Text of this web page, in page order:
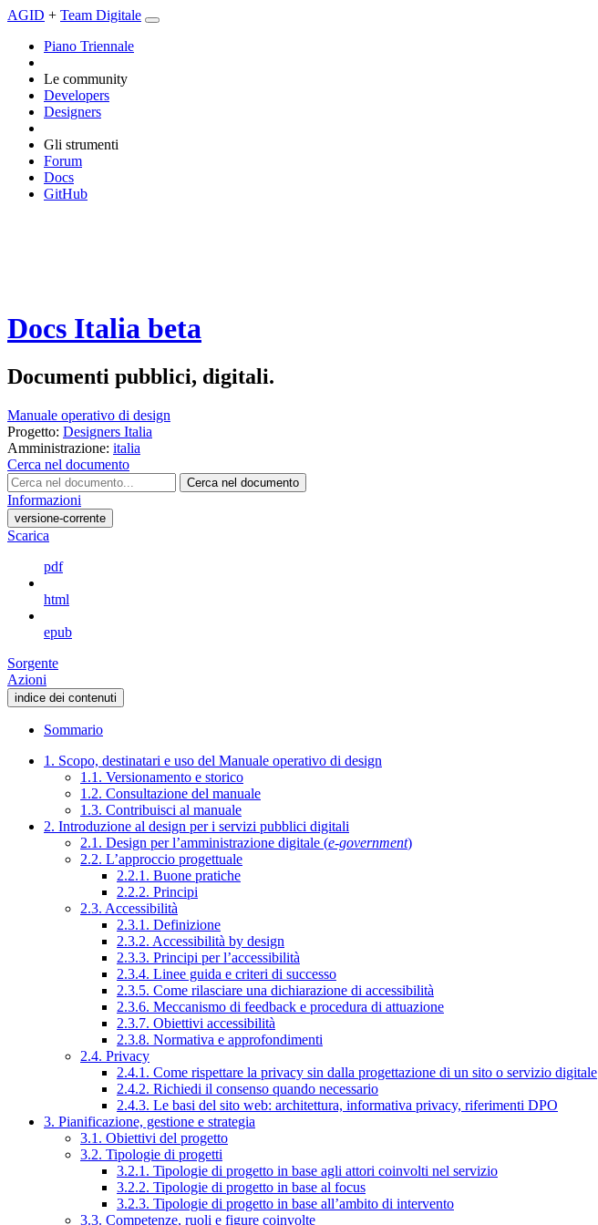
AGID + Team Digitale
Piano Triennale
Le community
Developers
Designers
Gli strumenti
Forum
Docs
GitHub
Docs Italia beta
Documenti pubblici, digitali.
Manuale operativo di design
Progetto: Designers Italia
Amministrazione: italia
Cerca nel documento
Cerca nel documento
Informazioni
versione-corrente
Scarica
pdf
html
epub
Sorgente
Azioni
indice dei contenuti
Sommario
1. Scopo, destinatari e uso del Manuale operativo di design
1.1. Versionamento e storico
1.2. Consultazione del manuale
1.3. Contribuisci al manuale
2. Introduzione al design per i servizi pubblici digitali
2.1. Design per l’amministrazione digitale (e-government)
2.2. L’approccio progettuale
2.2.1. Buone pratiche
2.2.2. Principi
2.3. Accessibilità
2.3.1. Definizione
2.3.2. Accessibilità by design
2.3.3. Principi per l’accessibilità
2.3.4. Linee guida e criteri di successo
2.3.5. Come rilasciare una dichiarazione di accessibilità
2.3.6. Meccanismo di feedback e procedura di attuazione
2.3.7. Obiettivi accessibilità
2.3.8. Normativa e approfondimenti
2.4. Privacy
2.4.1. Come rispettare la privacy sin dalla progettazione di un sito o servizio digitale
2.4.2. Richiedi il consenso quando necessario
2.4.3. Le basi del sito web: architettura, informativa privacy, riferimenti DPO
3. Pianificazione, gestione e strategia
3.1. Obiettivi del progetto
3.2. Tipologie di progetti
3.2.1. Tipologie di progetto in base agli attori coinvolti nel servizio
3.2.2. Tipologie di progetto in base al focus
3.2.3. Tipologie di progetto in base all’ambito di intervento
3.3. Competenze, ruoli e figure coinvolte